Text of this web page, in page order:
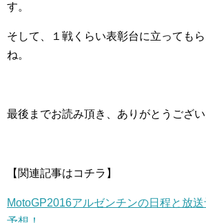
す。
そして、１戦くらい表彰台に立っても
ね。
最後までお読み頂き、ありがとうござい
【関連記事はコチラ】
MotoGP2016アルゼンチンの日程と放